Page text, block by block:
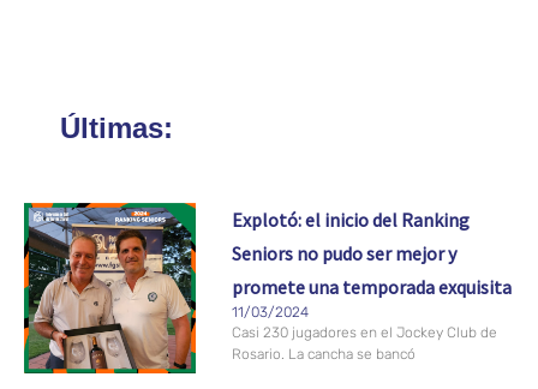
Últimas:
Explotó: el inicio del Ranking
Seniors no pudo ser mejor y
promete una temporada exquisita
11/03/2024
Casi 230 jugadores en el Jockey Club de
Rosario. La cancha se bancó